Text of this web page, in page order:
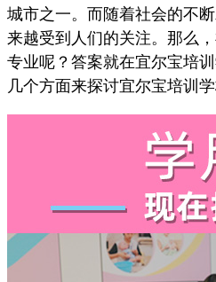
城市之一。而随着社会的不
来越受到人们的关注。那么
专业呢？答案就在宜尔宝培
几个方面来探讨宜尔宝培训